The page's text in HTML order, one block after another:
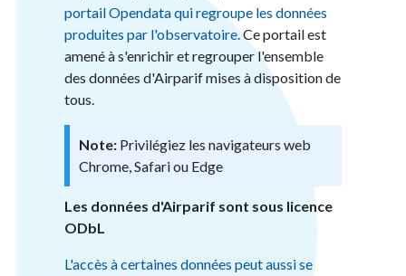
portail Opendata qui regroupe les données
produites par l'observatoire.Ce portail est
amené à s'enrichir et regrouper l'ensemble
des données d'Airparif mises à disposition de
tous.
Note: Privilégiez les navigateurs web
Chrome, Safari ou Edge
Les données d'Airparif sont sous licence
ODbL
L'accès à certaines données peut aussi se